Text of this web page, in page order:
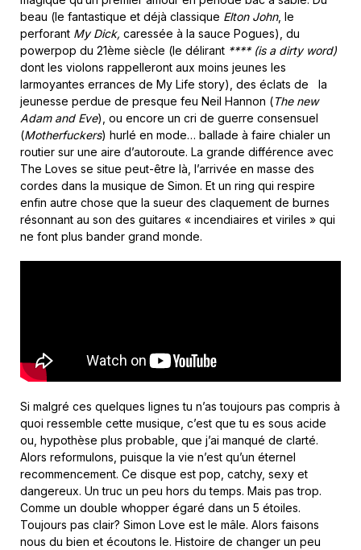
beau (le fantastique et déjà classique Elton John, le
perforant My Dick, caressée à la sauce Pogues), du
powerpop du 21ème siècle (le délirant **** (is a dirty word)
dont les violons rappelleront aux moins jeunes les
larmoyantes errances de My Life story), des éclats de la
jeunesse perdue de presque feu Neil Hannon (The new
Adam and Eve), ou encore un cri de guerre consensuel
(Motherfuckers) hurlé en mode… ballade à faire chialer un
routier sur une aire d’autoroute. La grande différence avec
The Loves se situe peut-être là, l’arrivée en masse des
cordes dans la musique de Simon. Et un ring qui respire
enfin autre chose que la sueur des claquement de burnes
résonnant au son des guitares « incendiaires et viriles » qui
ne font plus bander grand monde.
Si malgré ces quelques lignes tu n’as toujours pas compris à
quoi ressemble cette musique, c’est que tu es sous acide
ou, hypothèse plus probable, que j’ai manqué de clarté.
Alors reformulons, puisque la vie n’est qu’un éternel
recommencement. Ce disque est pop, catchy, sexy et
dangereux. Un truc un peu hors du temps. Mais pas trop.
Comme un double whopper égaré dans un 5 étoiles.
Toujours pas clair? Simon Love est le mâle. Alors faisons
nous du bien et écoutons le. Histoire de changer un peu